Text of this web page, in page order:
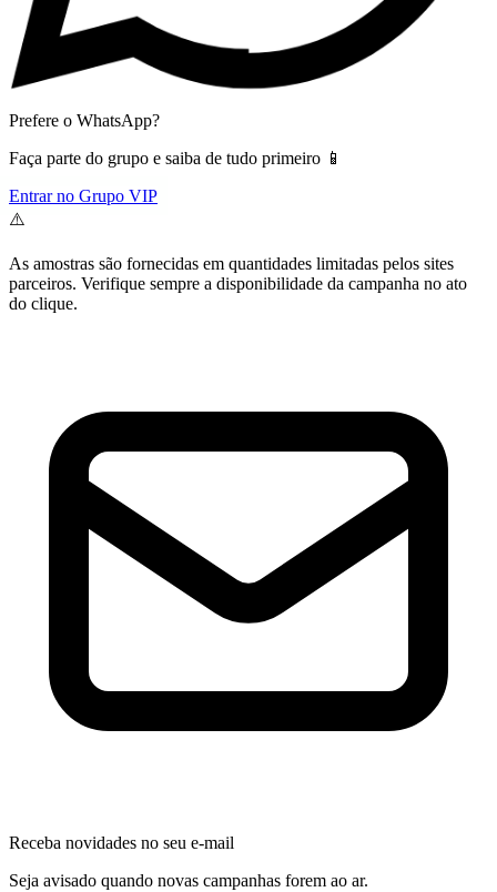
Prefere o WhatsApp?
Faça parte do grupo e saiba de tudo primeiro 📱
Entrar no Grupo VIP
⚠️
As amostras são fornecidas em quantidades limitadas pelos sites
parceiros. Verifique sempre a disponibilidade da campanha no ato
do clique.
Receba novidades no seu e-mail
Seja avisado quando novas campanhas forem ao ar.